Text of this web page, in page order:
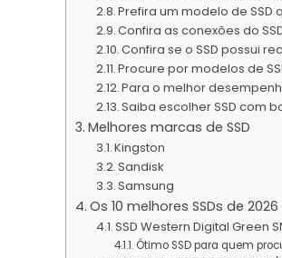
Prefira um modelo de SSD
Confira as conexões do
Confira se o SSD possui
Procure por modelos de
Para o melhor
Saiba escolher SSD com
Melhores marcas de SSD
Kingston
Sandisk
Samsung
Os 10 melhores SSDs de 2026
SSD Western Digital Green
Ótimo SSD para quem